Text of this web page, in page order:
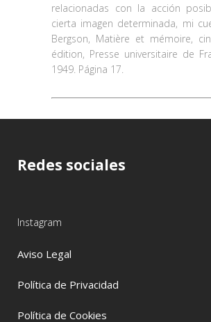
relacionadas con la acción
cierta imagen determinada, mi
Bergson, Matière et mémoire,
édition, Presse universitaire de
1949. Página 17.
Redes sociales
Instagram
Aviso Legal
Política de Privacidad
Política de Cookies